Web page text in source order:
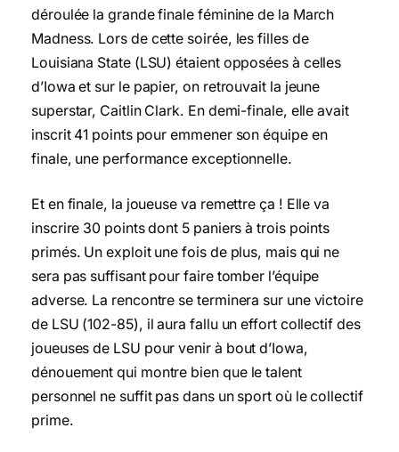
déroulée la grande finale féminine de la March
Madness. Lors de cette soirée, les filles de
Louisiana State (LSU) étaient opposées à celles
d’Iowa et sur le papier, on retrouvait la jeune
superstar, Caitlin Clark. En demi-finale, elle avait
inscrit 41 points pour emmener son équipe en
finale, une performance exceptionnelle.
Et en finale, la joueuse va remettre ça ! Elle va
inscrire 30 points dont 5 paniers à trois points
primés. Un exploit une fois de plus, mais qui ne
sera pas suffisant pour faire tomber l’équipe
adverse. La rencontre se terminera sur une victoire
de LSU (102-85), il aura fallu un effort collectif des
joueuses de LSU pour venir à bout d’Iowa,
dénouement qui montre bien que le talent
personnel ne suffit pas dans un sport où le collectif
prime.